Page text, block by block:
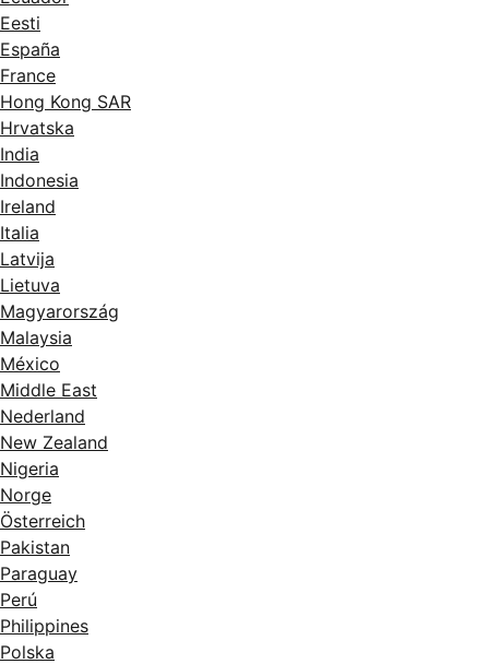
Eesti
España
France
Hong Kong SAR
Hrvatska
India
Indonesia
Ireland
Italia
Latvija
Lietuva
Magyarország
Malaysia
México
Middle East
Nederland
New Zealand
Nigeria
Norge
Österreich
Pakistan
Paraguay
Perú
Philippines
Polska